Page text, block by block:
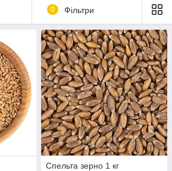
0 Фільтри
Спельта зерно 1 кг